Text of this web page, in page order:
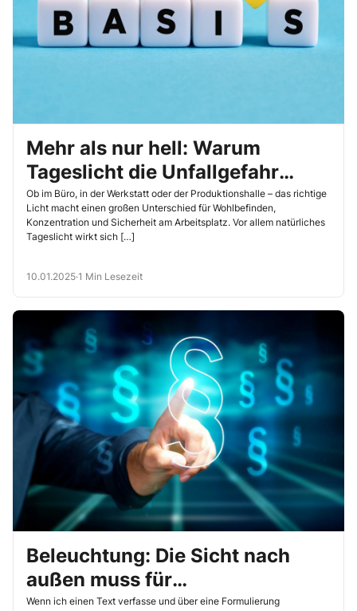
Mehr als nur hell: Warum
Tageslicht die Unfallgefahr
reduziert und gut für die Seele
ist
Ob im Büro, in der Werkstatt oder der Produktionshalle – das richtige
Licht macht einen großen Unterschied für Wohlbefinden,
Konzentration und Sicherheit am Arbeitsplatz. Vor allem natürliches
Tageslicht wirkt sich […]
10.01.2025·1 Min Lesezeit
Beleuchtung: Die Sicht nach
außen muss für
Arbeitnehmende grundsätzlich
Wenn ich einen Text verfasse und über eine Formulierung